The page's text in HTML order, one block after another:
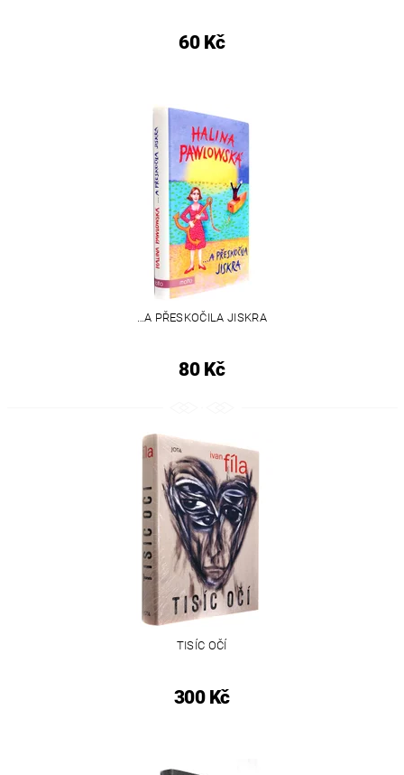
60 Kč
…A PŘESKOČILA JISKRA
80 Kč
TISÍC OČÍ
300 Kč